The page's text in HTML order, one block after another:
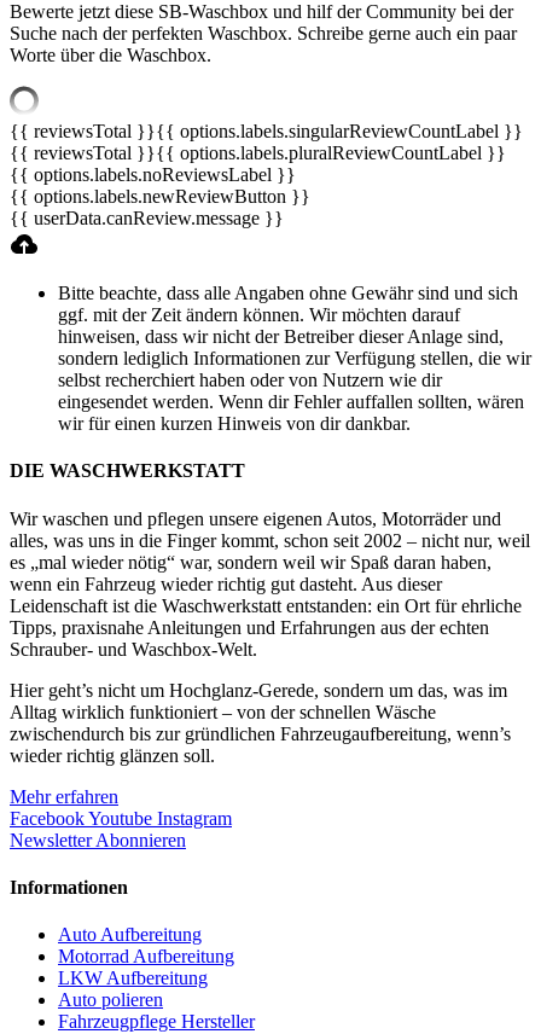
Bewerte jetzt diese SB-Waschbox und hilf der Community bei der
Suche nach der perfekten Waschbox. Schreibe gerne auch ein paar
Worte über die Waschbox.
{{ reviewsTotal }}{{ options.labels.singularReviewCountLabel }}
{{ reviewsTotal }}{{ options.labels.pluralReviewCountLabel }}
{{ options.labels.noReviewsLabel }}
{{ options.labels.newReviewButton }}
{{ userData.canReview.message }}
Bitte beachte, dass alle Angaben ohne Gewähr sind und sich
ggf. mit der Zeit ändern können. Wir möchten darauf
hinweisen, dass wir nicht der Betreiber dieser Anlage sind,
sondern lediglich Informationen zur Verfügung stellen, die wir
selbst recherchiert haben oder von Nutzern wie dir
eingesendet werden. Wenn dir Fehler auffallen sollten, wären
wir für einen kurzen Hinweis von dir dankbar.
DIE WASCHWERKSTATT
Wir waschen und pflegen unsere eigenen Autos, Motorräder und
alles, was uns in die Finger kommt, schon seit 2002 – nicht nur, weil
es „mal wieder nötig“ war, sondern weil wir Spaß daran haben,
wenn ein Fahrzeug wieder richtig gut dasteht. Aus dieser
Leidenschaft ist die Waschwerkstatt entstanden: ein Ort für ehrliche
Tipps, praxisnahe Anleitungen und Erfahrungen aus der echten
Schrauber- und Waschbox-Welt.
Hier geht’s nicht um Hochglanz-Gerede, sondern um das, was im
Alltag wirklich funktioniert – von der schnellen Wäsche
zwischendurch bis zur gründlichen Fahrzeugaufbereitung, wenn’s
wieder richtig glänzen soll.
Mehr erfahren
FacebookYoutube Instagram
Newsletter Abonnieren
Informationen
Auto Aufbereitung
Motorrad Aufbereitung
LKW Aufbereitung
Auto polieren
Fahrzeugpflege Hersteller